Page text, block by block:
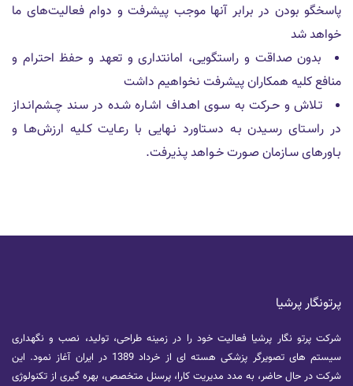
پاسخگو بودن در برابر آنها موجب پيشرفت و دوام فعاليت‌هاى ما
خواهد شد
بدون صداقت و راستگویی، امانتداری و تعهد و حفظ احترام و
منافع كليه همکاران پیشرفت نخواهیم داشت
تـلاش و حـرکت به سـوی اهـداف اشـاره شـده در سـند چـشم‌انـداز
در راسـتای رسـیدن بـه دسـتاورد نـهایی با رعـایت کـلیه ارزش‌هـا و
بـاورهای سـازمان صـورت خـواهد پـذیرفت.
پرتونگار پرشیا
شرکت پرتو نگار پرشیا فعالیت خود را در زمینه طراحی، تولید، نصب و نگهداری
سیستم های تصویرگر پزشکی هسته ای از خرداد 1389 در ایران آغاز نمود. این
شرکت در حال حاضر، به مدد مدیریت کارا، پرسنل متخصص، بهره گیری از تکنولوژی